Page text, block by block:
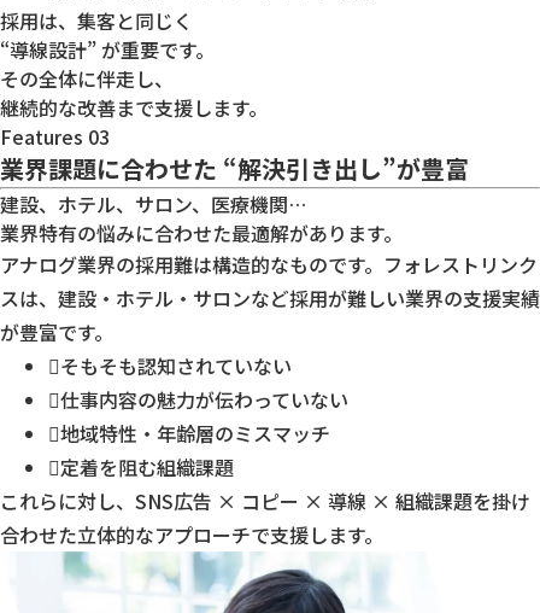
採用は、集客と同じく
“導線設計” が重要です。
その全体に伴走し、
継続的な改善まで支援します。
Features 03
業界課題に合わせた “解決引き出し”が豊富
建設、ホテル、サロン、医療機関…
業界特有の悩みに合わせた最適解があります。
アナログ業界の採用難は構造的なものです。フォレストリンク
スは、建設・ホテル・サロンなど採用が難しい業界の支援実績
が豊富です。
そもそも認知されていない
仕事内容の魅力が伝わっていない
地域特性・年齢層のミスマッチ
定着を阻む組織課題
これらに対し、 SNS広告 × コピー × 導線 × 組織課題を掛け
合わせた立体的なアプローチで支援します。